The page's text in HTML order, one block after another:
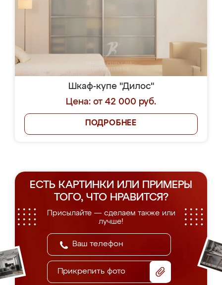
Шкаф-купе "Дилос"
Цена: от 42 000 руб.
ПОДРОБНЕЕ
ЕСТЬ КАРТИНКИ ИЛИ ПРИМЕРЫ
ТОГО, ЧТО НРАВИТСЯ?
Присылайте — сделаем также или
лучше!
Прикрепить фото